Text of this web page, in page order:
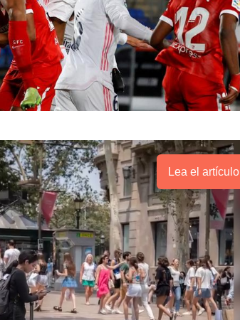
Lea el artículo